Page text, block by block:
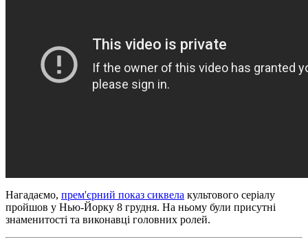
Нагадаємо, прем'єрний показ сиквела культового серіалу
пройшов у Нью-Йорку 8 грудня. На ньому були присутні
знаменитості та виконавці головних ролей.